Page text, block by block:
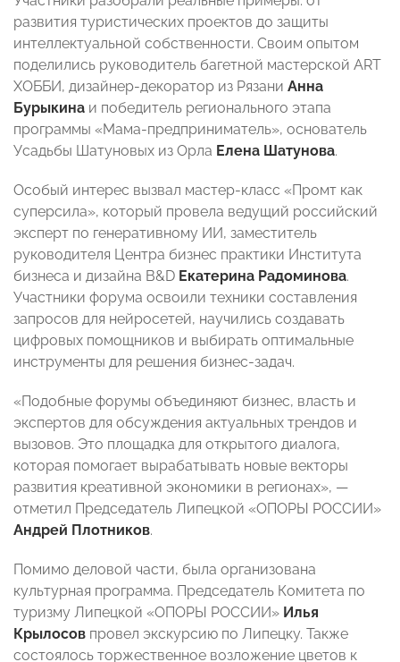
развития туристических проектов до защиты
интеллектуальной собственности. Своим опытом
поделились руководитель багетной мастерской ART
ХОББИ, дизайнер‑декоратор из Рязани Анна
Бурыкина и победитель регионального этапа
программы «Мама‑предприниматель», основатель
Усадьбы Шатуновых из Орла Елена Шатунова.
Особый интерес вызвал мастер-класс «Промт как
суперсила», который провела ведущий российский
эксперт по генеративному ИИ, заместитель
руководителя Центра бизнес практики Института
бизнеса и дизайна B&D Екатерина Радоминова.
Участники форума освоили техники составления
запросов для нейросетей, научились создавать
цифровых помощников и выбирать оптимальные
инструменты для решения бизнес-задач.
«Подобные форумы объединяют бизнес, власть и
экспертов для обсуждения актуальных трендов и
вызовов. Это площадка для открытого диалога,
которая помогает вырабатывать новые векторы
развития креативной экономики в регионах», —
отметил Председатель Липецкой «ОПОРЫ РОССИИ»
Андрей Плотников.
Помимо деловой части, была организована
культурная программа. Председатель Комитета по
туризму Липецкой «ОПОРЫ РОССИИ» Илья
Крылосов провел экскурсию по Липецку. Также
состоялось торжественное возложение цветов к